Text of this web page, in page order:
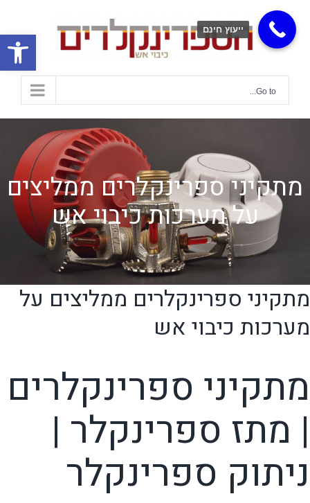
Go to...
מתקיני ספרינקלרים ממליצים
על מערכות כיבוי אש
מתקיני ספרינקלרים ממליצים על
מערכות כיבוי אש
מתקיני ספרינקלרים
| מתז ספרינקלר |
ניתוק ספרינקלר
ייעוץ חינם